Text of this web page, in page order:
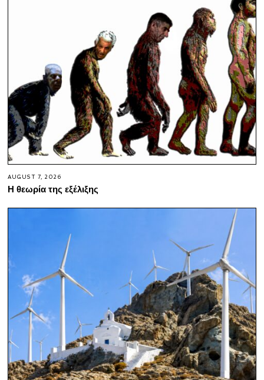
AUGUST 7, 2026
Η θεωρία της εξέλιξης